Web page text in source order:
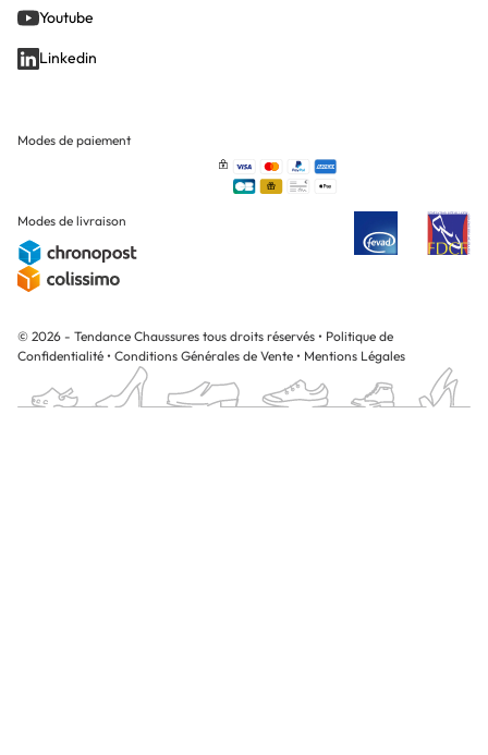
Youtube
Linkedin
Modes de paiement
Modes de livraison
© 2026 - Tendance Chaussures tous droits réservés • Politique de
Confidentialité • Conditions Générales de Vente • Mentions Légales